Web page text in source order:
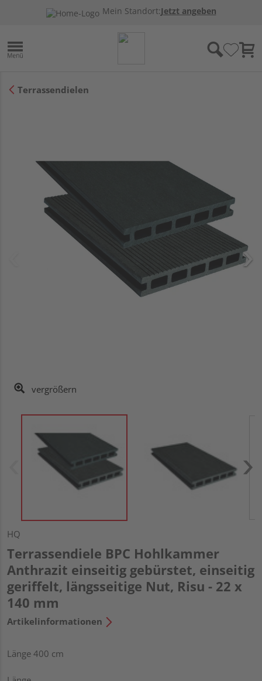
Mein Standort:Jetzt angeben
Terrassendielen
vergrößern
HQ
Terrassendiele BPC Hohlkammer
Anthrazit einseitig gebürstet, einseitig
geriffelt, längsseitige Nut, Risu - 22 x
140 mm
Artikelinformationen
Länge 400 cm